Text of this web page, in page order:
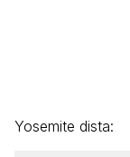
Yosemite dista: